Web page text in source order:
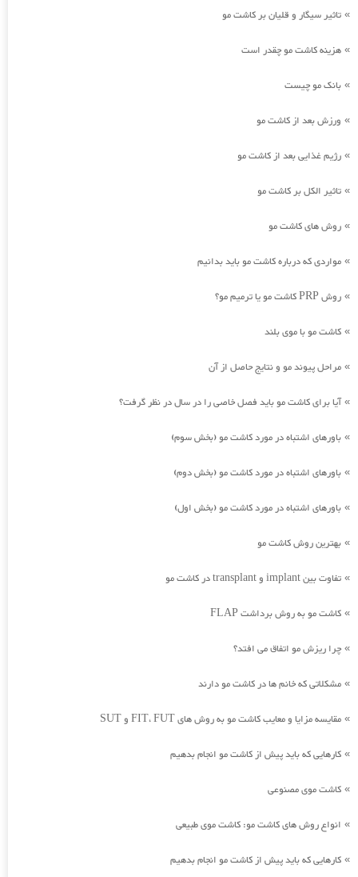
» تاثیر سیگار و قلیان بر کاشت مو
» هزینه کاشت مو چقدر است
» بانک مو چیست
» ورزش بعد از کاشت مو
» رژیم غذایی بعد از کاشت مو
» تاثیر الکل بر کاشت مو
» روش های کاشت مو
» مواردی که درباره کاشت مو باید بدانیم
» روش PRP کاشت مو یا ترمیم مو؟
» کاشت مو با موی بلند
» مراحل پیوند مو و نتایج حاصل از آن
»آیا برای کاشت مو باید فصل خاصی را در سال در نظر گرفت؟
» باورهای اشتباه در مورد کاشت مو (بخش سوم)
» باورهای اشتباه در مورد کاشت مو (بخش دوم)
» باورهای اشتباه در مورد کاشت مو (بخش اول)
» بهترین روش کاشت مو
» تفاوت بین implant و transplant در کاشت مو
» کاشت مو به روش برداشت FLAP
» چرا ریزش مو اتفاق می افتد؟
» مشکلاتی که خانم ها در کاشت مو دارند
» مقایسه مزایا و معایب کاشت مو به روش های FIT، FUT و SUT
» کارهایی که باید پیش از کاشت مو انجام بدهیم
» کاشت موی مصنوعی
» انواع روش های کاشت مو: کاشت موی طبیعی
» کارهایی که باید پیش از کاشت مو انجام بدهیم